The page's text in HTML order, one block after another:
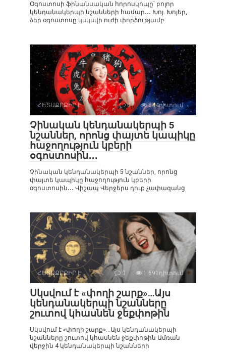
Օգոստոսի ֆինանսական հորոսկոպը՝ բոլոր
կենդանակերպի նշանների համար․․․ Խոյ. Խոյեր,
ձեր օգոստոսը կսկսվի ուժի փորձությամբ:
ՀԵՏԱՔՐՔԻՐ Է 0 844դիտում
Չինական կենդանակերպի 5
նշաններ, որոնց փայտե կապիկը
հաջողություն կբերի
օգոստոսին․․․
Չինական կենդանակերպի 5 նշաններ, որոնց
փայտե կապիկը հաջողություն կբերի
օգոստոսին․․․ Վիշապ Վերջերս դուք չափազանց
ՀԵՏԱՔՐՔԻՐ Է 0 1 691դիտում
Սկսվում է «փողի շարք»…Այս
կենդանակերպի նշանները
շուտով կհասնեն ջեքփոթին
Սկսվում է «փողի շարք»…Այս կենդանակերպի
նշանները շուտով կհասնեն ջեքփոթին Ամռան
վերջին 4 կենդանակերպի նշանների